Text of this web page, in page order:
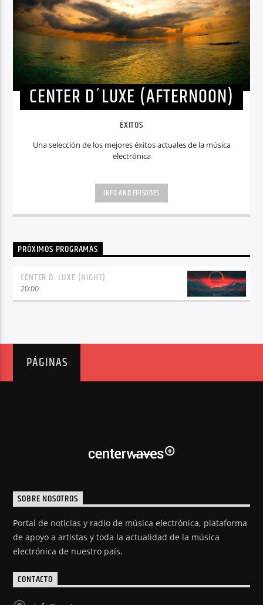
CENTER D´LUXE (AFTERNOON)
ÉXITOS
Una selección de los mejores éxitos actuales de la música
electrónica
INFO AND EPISODES
PRÓXIMOS PROGRAMAS
CENTER D´LUXE (NIGHT)
20:00
PÁGINAS
SOBRE NOSOTROS
Portal de noticias y radio de música electrónica, plataforma
de apoyo a artistas y toda la actualidad de la música
electrónica de nuestro país.
CONTACTO